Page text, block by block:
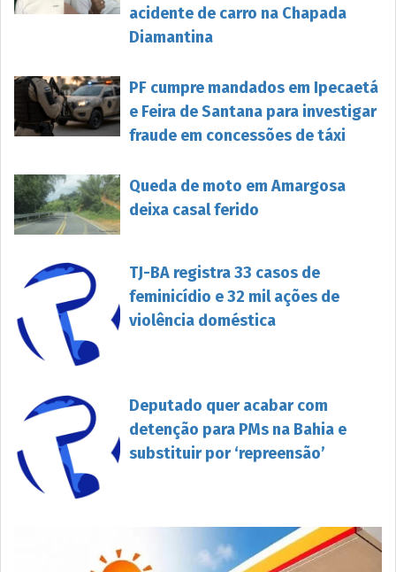
acidente de carro na Chapada
Diamantina
PF cumpre mandados em Ipecaetá
e Feira de Santana para investigar
fraude em concessões de táxi
Queda de moto em Amargosa
deixa casal ferido
TJ-BA registra 33 casos de
feminicídio e 32 mil ações de
violência doméstica
Deputado quer acabar com
detenção para PMs na Bahia e
substituir por ‘repreensão’